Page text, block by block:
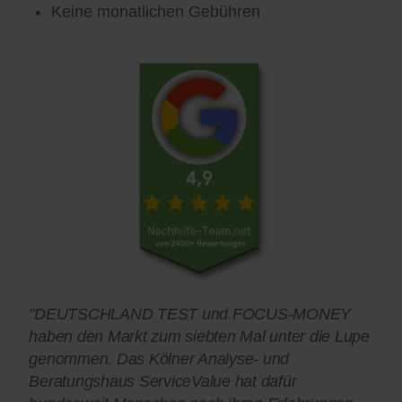
Keine monatlichen Gebühren
"DEUTSCHLAND TEST und FOCUS-MONEY
haben den Markt zum siebten Mal unter die Lupe
genommen. Das Kölner Analyse- und
Beratungshaus ServiceValue hat dafür